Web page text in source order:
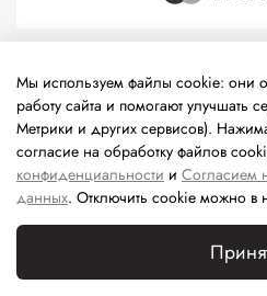
технологии
(информационные
информации на основе сбора,
сведений, относящихся к
«Интернет», находящихся на
Федерации).
Мы используем файлы cookie: они
работу сайта и помогают улучшать
Метрики и других сервисов).
согласие на обработку файлов
конфиденциальности и Согласием
данных. Отключить cookie можно в